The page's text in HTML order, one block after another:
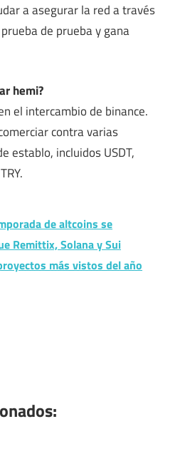
a asegurar la red a través
de prueba y gana
hemi?
el intercambio de binance.
contra varias
establo, incluidos USDT,
de altcoins se
Remittix, Solana y Sui
más vistos del año